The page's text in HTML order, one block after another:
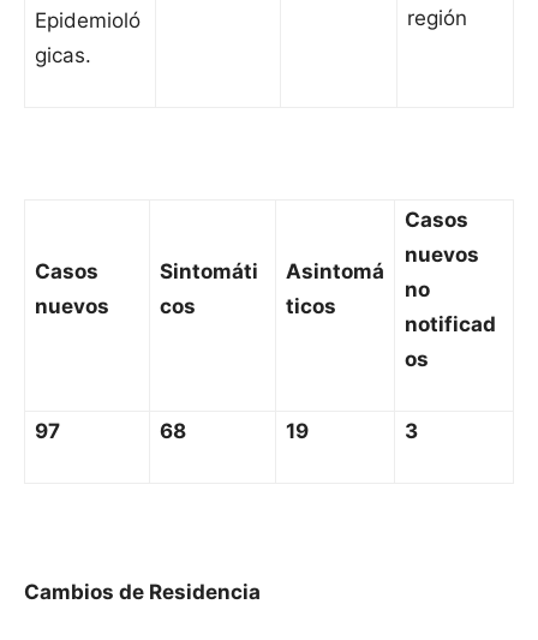
Epidemioló
gicas.
región
Casos
nuevos
Sintomáti
cos
Asintomá
ticos
Casos
nuevos
no
notificad
os
97 68 19 3
Cambios de Residencia